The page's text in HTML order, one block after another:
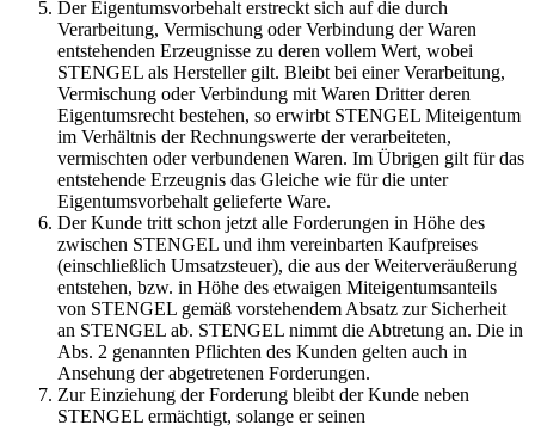
Der Eigentumsvorbehalt erstreckt sich auf die durch
Verarbeitung, Vermischung oder Verbindung der Waren
entstehenden Erzeugnisse zu deren vollem Wert, wobei
STENGEL als Hersteller gilt. Bleibt bei einer Verarbeitung,
Vermischung oder Verbindung mit Waren Dritter deren
Eigentumsrecht bestehen, so erwirbt STENGEL Miteigentum
im Verhältnis der Rechnungswerte der verarbeiteten,
vermischten oder verbundenen Waren. Im Übrigen gilt für das
entstehende Erzeugnis das Gleiche wie für die unter
Eigentumsvorbehalt gelieferte Ware.
Der Kunde tritt schon jetzt alle Forderungen in Höhe des
zwischen STENGEL und ihm vereinbarten Kaufpreises
(einschließlich Umsatzsteuer), die aus der Weiterveräußerung
entstehen, bzw. in Höhe des etwaigen Miteigentumsanteils
von STENGEL gemäß vorstehendem Absatz zur Sicherheit
an STENGEL ab. STENGEL nimmt die Abtretung an. Die in
Abs. 2 genannten Pflichten des Kunden gelten auch in
Ansehung der abgetretenen Forderungen.
Zur Einziehung der Forderung bleibt der Kunde neben
STENGEL ermächtigt, solange er seinen